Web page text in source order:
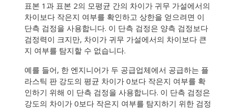
표본 1과 표본 2의 모평균 간의 차이가 귀무 가설에서의
차이보다 작은지 여부를 확인하고 상한을 얻으려면 이
단측 검정을 사용합니다. 이 단측 검정은 양측 검정보다
검정력이 크지만, 차이가 귀무 가설에서의 차이보다 큰
지 여부를 탐지할 수 없습니다.
예를 들어, 한 엔지니어가 두 공급업체에서 공급하는 플
라스틱 판 강도의 평균 차이가 0보다 작은지 여부를 확
인하기 위해 이 단측 검정을 사용합니다. 이 단측 검정은
강도의 차이가 0보다 작은지 여부를 탐지하기 위한 검정